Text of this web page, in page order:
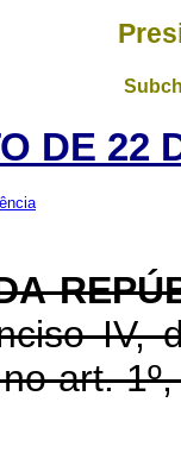
DE 22
IV,
art.